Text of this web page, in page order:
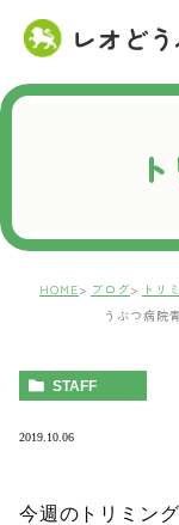
レオど
HOME ブログ トリ
うぶつ病
STAFF
2019.10.06
今週のトリミン